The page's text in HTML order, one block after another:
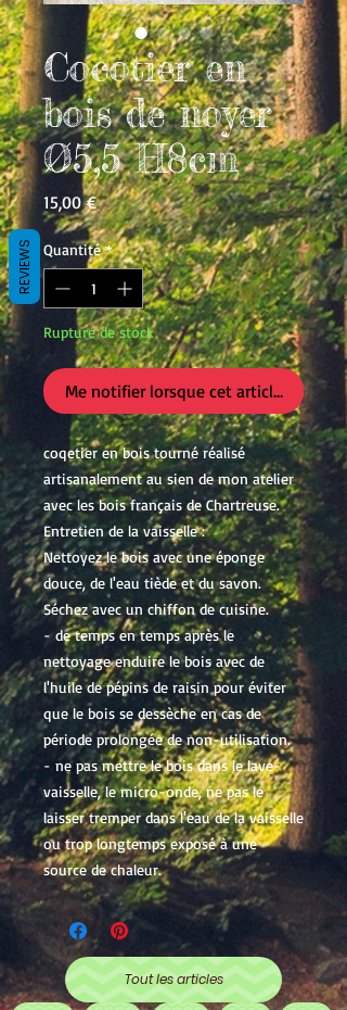
Cocotier en
bois de noyer
Ø5,5 H8cm
15,00 €Prix
Quantité *
Rupture de stock
Me notifier lorsque cet article est
coqetier en bois tourné réalisé
artisanalement au sien de mon atelier
avec les bois français de Chartreuse.
Entretien de la vaisselle :
Nettoyez le bois avec une éponge
douce, de l'eau tiède et du savon.
Séchez avec un chiffon de cuisine.
- de temps en temps après le
nettoyage enduire le bois avec de
l'huile de pépins de raisin pour éviter
que le bois se dessèche en cas de
période prolongée de non-utilisation.
- ne pas mettre le bois dans le lave-
vaisselle, le micro-onde, ne pas le
laisser tremper dans l'eau de la vaisselle
ou trop longtemps exposé à une
source de chaleur.
Tout les articles
REVIEWS